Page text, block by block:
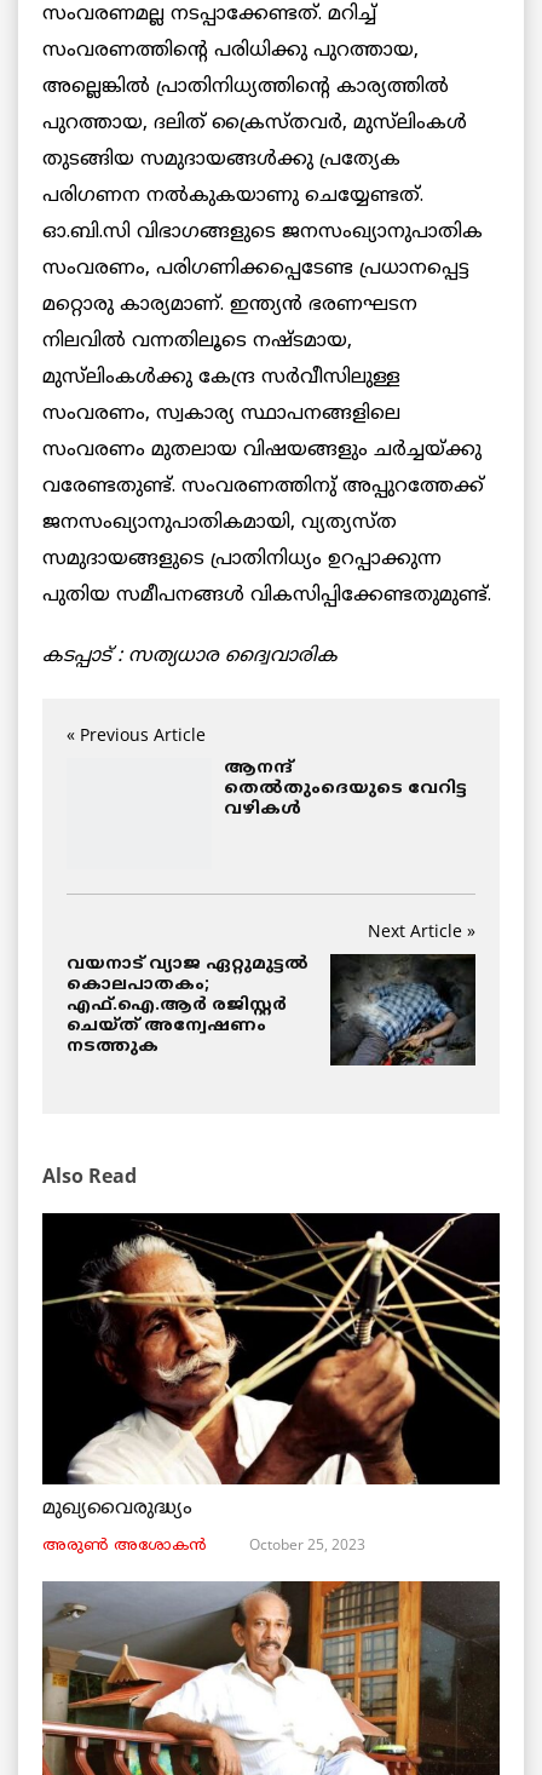
സംവരണമല്ല നടപ്പാക്കേണ്ടത്. മറിച്ച്
സംവരണത്തിന്റെ പരിധിക്കു പുറത്തായ,
അല്ലെങ്കില്‍ പ്രാതിനിധ്യത്തിന്റെ കാര്യത്തില്‍
പുറത്തായ, ദലിത് ക്രൈസ്തവര്‍, മുസ്‌ലിംകള്‍
തുടങ്ങിയ സമുദായങ്ങൾക്കു പ്രത്യേക
പരിഗണന നൽകുകയാണു ചെയ്യേണ്ടത്.
ഓ.ബി.സി വിഭാഗങ്ങളുടെ ജനസംഖ്യാനുപാതിക
സംവരണം, പരിഗണിക്കപ്പെടേണ്ട പ്രധാനപ്പെട്ട
മറ്റൊരു കാര്യമാണ്. ഇന്ത്യന്‍ ഭരണഘടന
നിലവില്‍ വന്നതിലൂടെ നഷ്ടമായ,
മുസ്‌ലിംകള്‍ക്കു കേന്ദ്ര സര്‍വീസിലുള്ള
സംവരണം, സ്വകാര്യ സ്ഥാപനങ്ങളിലെ
സംവരണം മുതലായ വിഷയങ്ങളും ചര്‍ച്ചയ്ക്കു
വരേണ്ടതുണ്ട്. സംവരണത്തിനു് അപ്പുറത്തേക്ക്
ജനസംഖ്യാനുപാതികമായി, വ്യത്യസ്ത
സമുദായങ്ങളുടെ പ്രാതിനിധ്യം ഉറപ്പാക്കുന്ന
പുതിയ സമീപനങ്ങള്‍ വികസിപ്പിക്കേണ്ടതുമുണ്ട്.
കടപ്പാട് : സത്യധാര ദ്വൈവാരിക
« Previous Article
ആനന്ദ്
തെൽതുംദെയുടെ വേറിട്ട
വഴികൾ
Next Article »
വയനാട് വ്യാജ ഏറ്റുമുട്ടൽ
കൊലപാതകം;
എഫ്.ഐ.ആർ രജിസ്റ്റർ
ചെയ്ത് അന്വേഷണം
നടത്തുക
Also Read
മുഖ്യവൈരുദ്ധ്യം
അരുണ്‍ അശോകൻ October 25, 2023